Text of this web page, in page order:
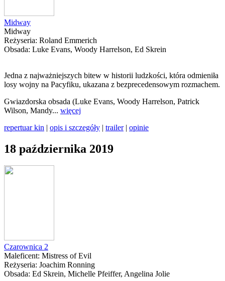
Midway
Midway
Reżyseria: Roland Emmerich
Obsada: Luke Evans, Woody Harrelson, Ed Skrein
Jedna z najważniejszych bitew w historii ludzkości, która odmieniła
losy wojny na Pacyfiku, ukazana z bezprecedensowym rozmachem.
Gwiazdorska obsada (Luke Evans, Woody Harrelson, Patrick
Wilson, Mandy... więcej
repertuar kin | opis i szczegóły | trailer| opinie
18 października 2019
Czarownica 2
Maleficent: Mistress of Evil
Reżyseria: Joachim Ronning
Obsada: Ed Skrein, Michelle Pfeiffer, Angelina Jolie